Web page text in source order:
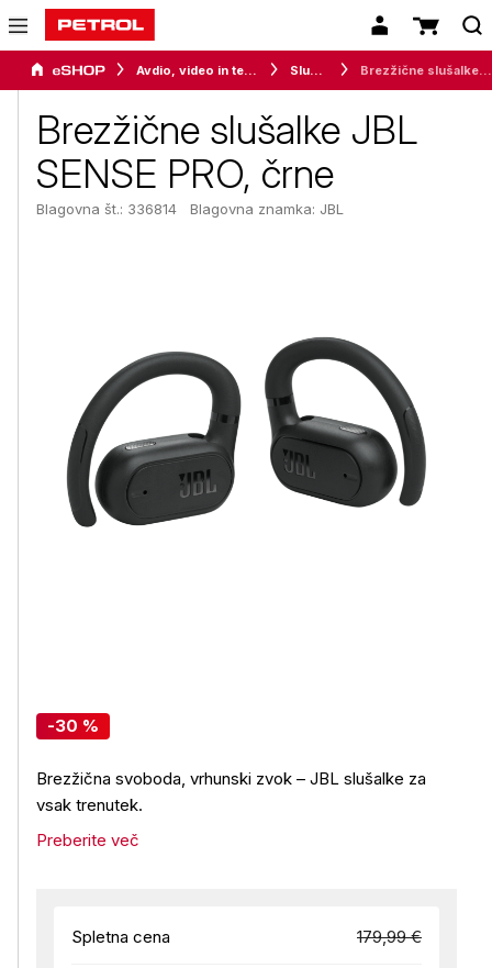
Avdio, video in telefonija Slušalke Brezžične slušalke JBL SENSE PRO, črne
Brezžične slušalke JBL
SENSE PRO, črne
Blagovna št.: 336814 Blagovna znamka: JBL
-30 %
Brezžična svoboda, vrhunski zvok – JBL slušalke za
vsak trenutek.
Preberite več
Spletna cena 179,99 €